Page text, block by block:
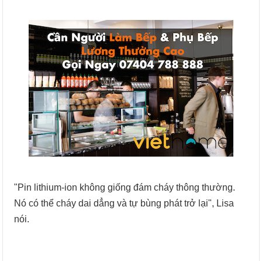
"Pin lithium-ion không giống đám cháy thông thường.
Nó có thể cháy dai dẳng và tự bùng phát trở lại", Lisa
nói.